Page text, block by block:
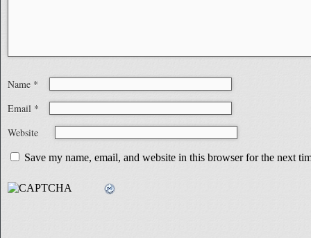
Name *
Email *
Website
Save my name, email, and website in this browser for the next